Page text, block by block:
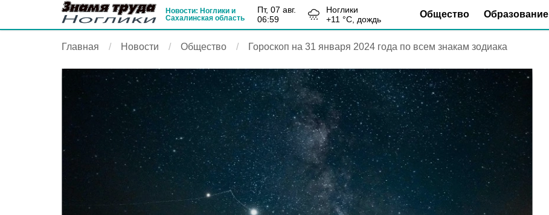
Новости: Ноглики и
Сахалинская область
пт, 07 авг.
06:59
Ноглики
+11 °С, дождь Общество Образование
Главная Новости Общество Гороскоп на 31 января 2024 года по всем знакам зодиака